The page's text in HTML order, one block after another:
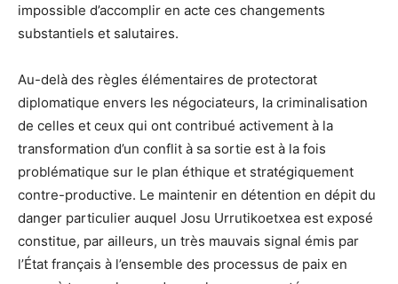
impossible d’accomplir en acte ces changements
substantiels et salutaires.
Au-delà des règles élémentaires de protectorat
diplomatique envers les négociateurs, la criminalisation
de celles et ceux qui ont contribué activement à la
transformation d’un conflit à sa sortie est à la fois
problématique sur le plan éthique et stratégiquement
contre-productive. Le maintenir en détention en dépit du
danger particulier auquel Josu Urrutikoetxea est exposé
constitue, par ailleurs, un très mauvais signal émis par
l’État français à l’ensemble des processus de paix en